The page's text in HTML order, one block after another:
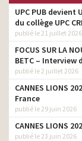
UPC PUB devient
du collège UPC
publié le 21 juillet 2026
FOCUS SUR LA
BETC – Interview
publié le 2 juillet 2026
CANNES LIONS
France
publié le 29 juin 2026
CANNES LIONS
publié le 23 juin 2026